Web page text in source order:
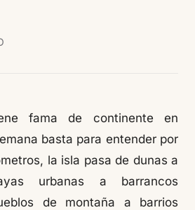
fama de continente en
basta para entender por
la isla pasa de dunas a
urbanas a barrancos
de montaña a barrios